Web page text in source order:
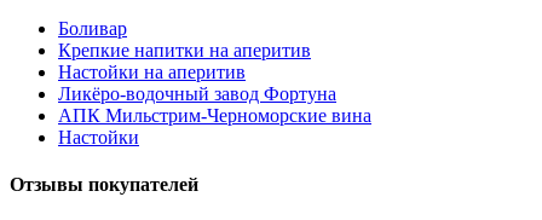
Боливар
Крепкие напитки на аперитив
Настойки на аперитив
Ликёро-водочный завод Фортуна
АПК Мильстрим-Черноморские вина
Настойки
Отзывы покупателей